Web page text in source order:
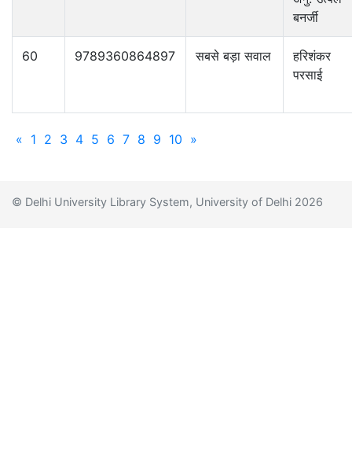
बनर्जी
60 9789360864897 सबसे बड़ा सवाल
हरिशंकर
परसाई
« 1 2 3 4 5 6 7 8 9 10 »
© Delhi University Library System, University of Delhi 2026